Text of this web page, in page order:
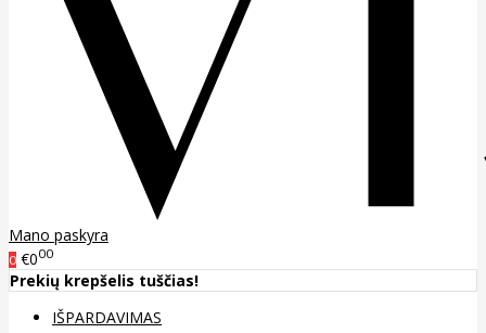
Mano paskyra
0 €000
Prekių krepšelis tuščias!
IŠPARDAVIMAS